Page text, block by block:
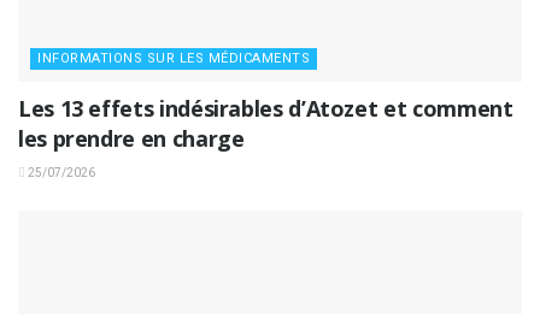
INFORMATIONS SUR LES MÉDICAMENTS
Les 13 effets indésirables d’Atozet et comment
les prendre en charge
25/07/2026